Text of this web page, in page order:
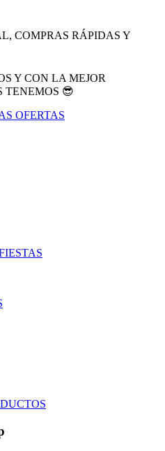
COMPRAS RÁPIDAS Y
Y CON LA MEJOR
TENEMOS 😎
OFERTAS